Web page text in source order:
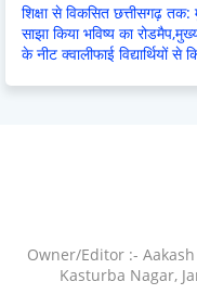
शिक्षा से विकसित छत्तीसगढ़ तक:
साझा किया भविष्य का
के नीट क्वालीफाई विद्यार्थियों से
Owner/Editor :-
Kasturba Nagar,